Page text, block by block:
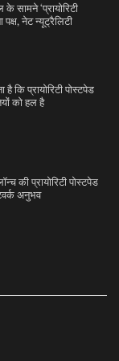
सामने ‘प्रायोरिटी
नेट न्यूट्रैलिटी
कि प्रायोरिटी पोस्टपेड
को हल है
की प्रायोरिटी पोस्टपेड
अनुभव